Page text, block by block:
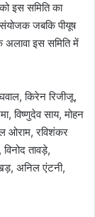
इस समिति का
संयोजक जबकि पीयूष
इस समिति में
किरेन रिजीजू,
विष्णुदेव साय, मोहन
ओराम, रविशंकर
तावड़े,
अनिल एंटनी,